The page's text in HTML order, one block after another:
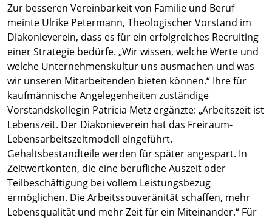
Zur besseren Vereinbarkeit von Familie und Beruf
meinte Ulrike Petermann, Theologischer Vorstand im
Diakonieverein, dass es für ein erfolgreiches Recruiting
einer Strategie bedürfe. „Wir wissen, welche Werte und
welche Unternehmenskultur uns ausmachen und was
wir unseren Mitarbeitenden bieten können.“ Ihre für
kaufmännische Angelegenheiten zuständige
Vorstandskollegin Patricia Metz ergänzte: „Arbeitszeit ist
Lebenszeit. Der Diakonieverein hat das Freiraum-
Lebensarbeitszeitmodell eingeführt.
Gehaltsbestandteile werden für später angespart. In
Zeitwertkonten, die eine berufliche Auszeit oder
Teilbeschäftigung bei vollem Leistungsbezug
ermöglichen. Die Arbeitssouveränität schaffen, mehr
Lebensqualität und mehr Zeit für ein Miteinander.“ Für